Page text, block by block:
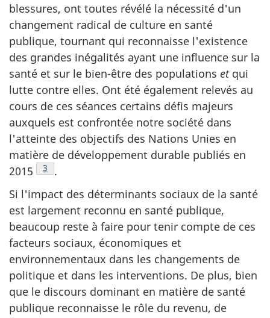
blessures, ont toutes révélé la nécessité d'un
changement radical de culture en santé
publique, tournant qui reconnaisse l'existence
des grandes inégalités ayant une influence sur la
santé et sur le bien-être des populations etqui
lutte contre elles. Ont été également relevés au
cours de ces séances certains défis majeurs
auxquels est confrontée notre société dans
l'atteinte des objectifs des Nations Unies en
matière de développement durable publiés en
2015
Note de bas de page
3
.
Si l'impact des déterminants sociaux de la santé
est largement reconnu en santé publique,
beaucoup reste à faire pour tenir compte de ces
facteurs sociaux, économiques et
environnementaux dans les changements de
politique et dans les interventions. De plus, bien
que le discours dominant en matière de santé
publique reconnaisse le rôle du revenu, de